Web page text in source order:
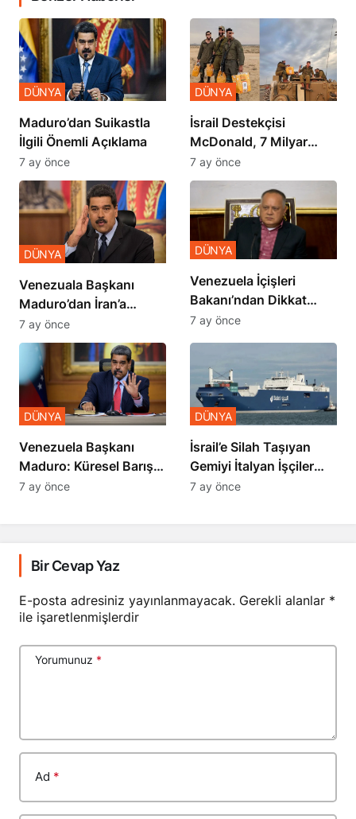
​​​​​​​Maduro’dan Suikastla
İlgili Önemli Açıklama
DÜNYA
7 ay önce
İsrail Destekçisi
McDonald, 7 Milyar
Dolar Zararda
DÜNYA
7 ay önce
Venezuala Başkanı
Maduro’dan İran’a
Destek
DÜNYA
7 ay önce
Venezuela İçişleri
Bakanı’ndan Dikkat
Çekici İran İddiası
DÜNYA
7 ay önce
Venezuela Başkanı
Maduro: Küresel Barış
Zirvesi Yapılmalı
DÜNYA
7 ay önce
İsrail’e Silah Taşıyan
Gemiyi İtalyan İşçiler
Engelledi
DÜNYA
7 ay önce
Bir Cevap Yaz
E-posta adresiniz yayınlanmayacak. Gerekli alanlar *
ile işaretlenmişlerdir
Yorumunuz *
Ad *